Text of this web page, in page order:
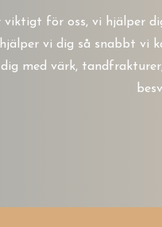
viktigt för oss, vi hjälper
vi dig så snabbt vi
med värk,